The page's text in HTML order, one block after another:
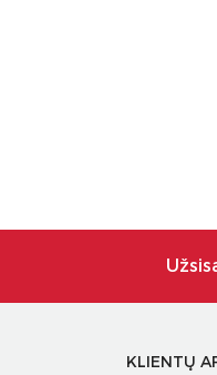
KLIENTŲ